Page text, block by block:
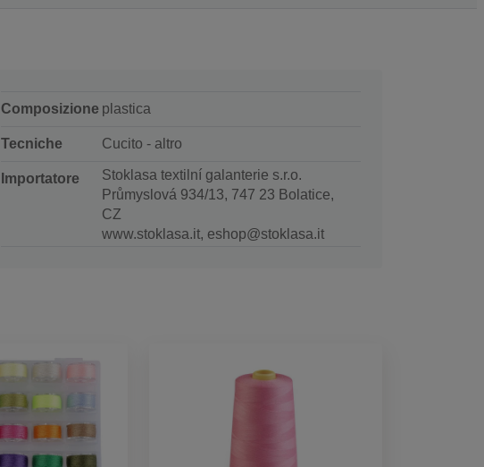
Composizione plastica
Tecniche Cucito - altro
Importatore
Stoklasa textilní galanterie s.r.o.
Průmyslová 934/13, 747 23 Bolatice,
CZ
www.stoklasa.it, eshop@stoklasa.it